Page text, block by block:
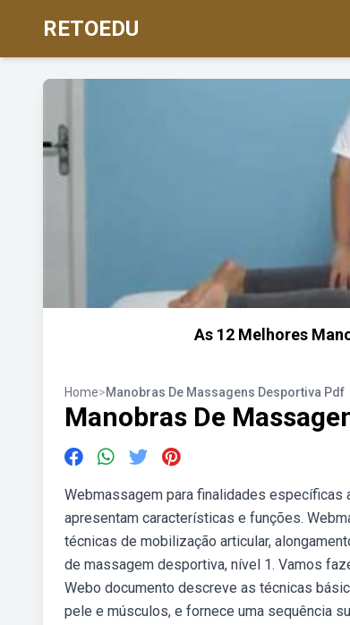
RETOEDU
As 12 Melhores
Home>Manobras De Massagens Desportiva Pdf
Manobras De
Webmassagem para finalidades
apresentam características e funções.
técnicas de mobilização articular,
de massagem desportiva, nível 1. Vamos
Webo documento descreve as técnicas
pele e músculos, e fornece uma sequência